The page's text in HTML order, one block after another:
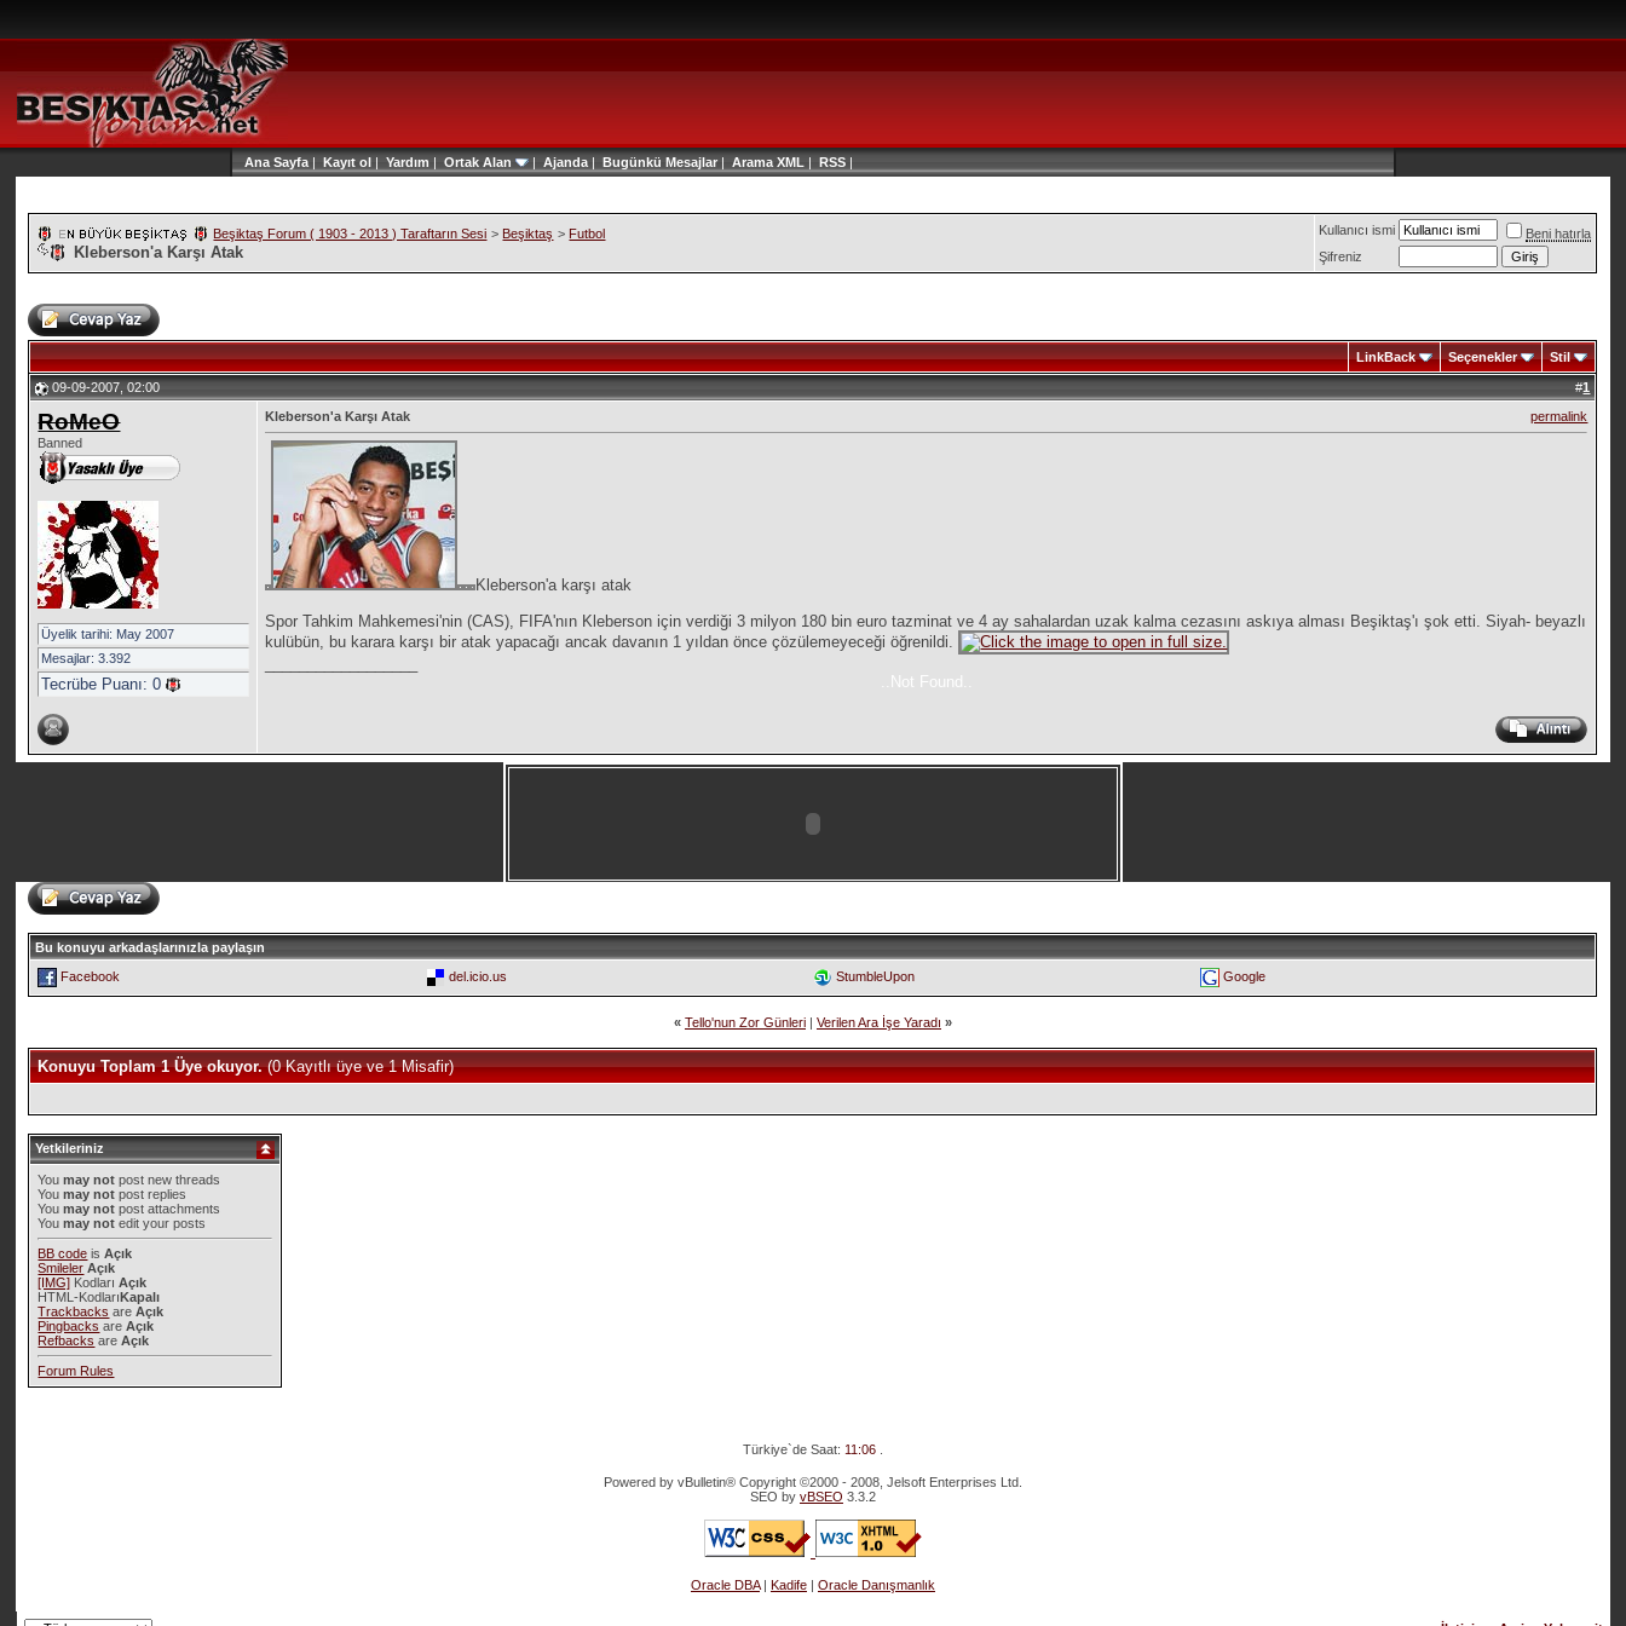
Ana Sayfa | Kayıt ol | Yardım | Ortak Alan | Ajanda | Bugünkü Mesajlar| Arama XML | RSS |
Beşiktaş Forum ( 1903 - 2013 ) Taraftarın Sesi > Beşiktaş > Futbol
Kleberson'a Karşı Atak
Kullanıcı ismi
Beni hatırla
Şifreniz
LinkBack Seçenekler Stil
09-09-2007, 02:00 #1
RoMeO
Banned
Üyelik tarihi: May 2007
Mesajlar: 3.392
Tecrübe Puanı:0
Kleberson'a Karşı Atak permalink
Kleberson'a karşı atak
Spor Tahkim Mahkemesi'nin (CAS), FIFA'nın Kleberson için verdiği 3 milyon 180 bin euro tazminat ve 4 ay sahalardan uzak kalma cezasını askıya alması Beşiktaş'ı şok etti. Siyah- beyazlı
kulübün, bu karara karşı bir atak yapacağı ancak davanın 1 yıldan önce çözülemeyeceği öğrenildi.
..Not Found..
Bu konuyu arkadaşlarınızla paylaşın
Facebook
del.icio.us StumbleUpon Google
« Tello'nun Zor Günleri| Verilen Ara İşe Yaradı »
Konuyu Toplam 1 Üye okuyor.(0 Kayıtlı üye ve 1 Misafir)
Yetkileriniz
Youmay not post new threads
Youmay not post replies
Youmay not post attachments
Youmay not edit your posts
BB code isAçık
Smileler Açık
[IMG] KodlarıAçık
HTML-KodlarıKapalı
Trackbacks areAçık
Pingbacks areAçık
Refbacks areAçık
Forum Rules
Türkiye`de Saat: 11:06.
Powered by vBulletin® Copyright ©2000 - 2008, Jelsoft Enterprises Ltd.
SEO by vBSEO 3.3.2
Oracle DBA| Kadife| Oracle Danışmanlık